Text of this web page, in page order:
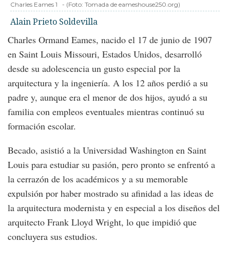
Charles Eames 1 - (Foto: Tomada de eameshouse250.org)
Alain Prieto Soldevilla
Charles Ormand Eames, nacido el 17 de junio de 1907
en Saint Louis Missouri, Estados Unidos, desarrolló
desde su adolescencia un gusto especial por la
arquitectura y la ingeniería. A los 12 años perdió a su
padre y, aunque era el menor de dos hijos, ayudó a su
familia con empleos eventuales mientras continuó su
formación escolar.
Becado, asistió a la Universidad Washington en Saint
Louis para estudiar su pasión, pero pronto se enfrentó a
la cerrazón de los académicos y a su memorable
expulsión por haber mostrado su afinidad a las ideas de
la arquitectura modernista y en especial a los diseños del
arquitecto Frank Lloyd Wright, lo que impidió que
concluyera sus estudios.